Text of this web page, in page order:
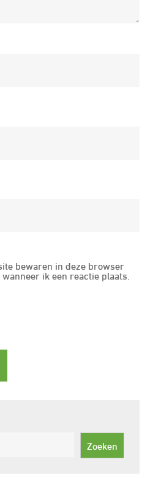
bewaren in deze browser
ik een reactie plaats.
Zoeken